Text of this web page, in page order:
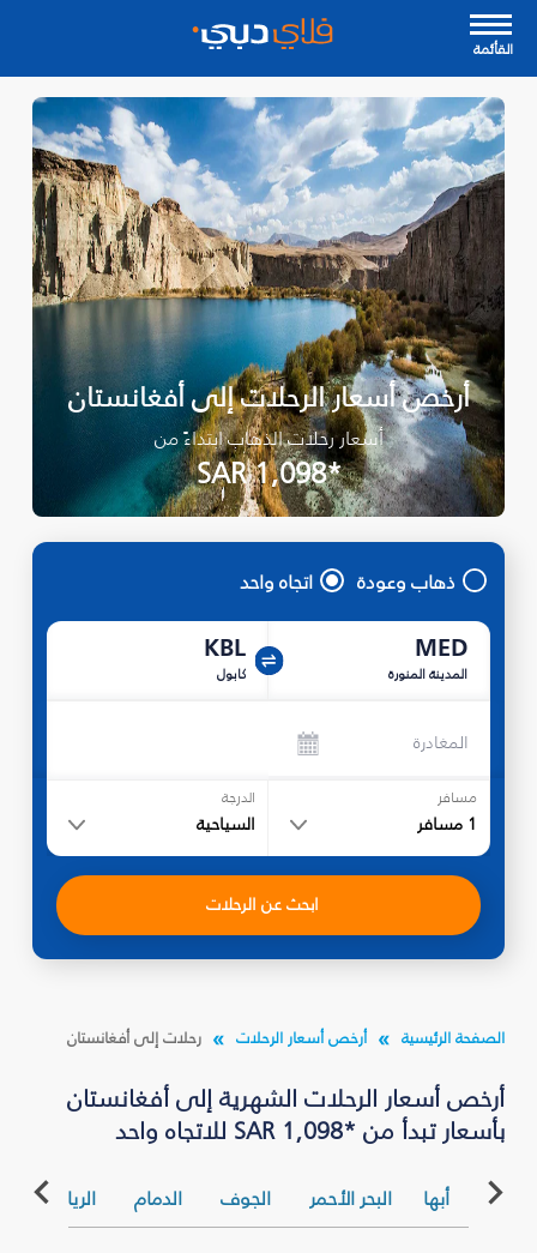
القأئمة
أرخص أسعار الرحلات إلى أفغانستان
أسعار رحلات الذهاب ابتداءً من
*SAR 1,098
ذهاب وعودة اتجاه واحد
MED
المدينة المنورة
KBL
كابول
المغادرة
مسافر
1 مسافر
الدرجة
السياحية
ابحث عن الرحلات
الصفحة الرئيسية أرخص أسعار الرحلات رحلات إلى أفغانستان
أرخص أسعار الرحلات الشهرية إلى أفغانستان
بأسعار تبدأ من *SAR 1,098 للاتجاه واحد
أبها البحر الأحمر الجوف الدمام الرياض